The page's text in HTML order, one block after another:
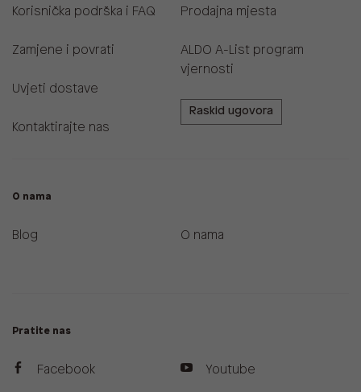
Korisnička podrška i FAQ
Zamjene i povrati
Uvjeti dostave
Kontaktirajte nas
Prodajna mjesta
ALDO A-List program
vjernosti
Raskid ugovora
O nama
Blog O nama
Pratite nas
Facebook Youtube